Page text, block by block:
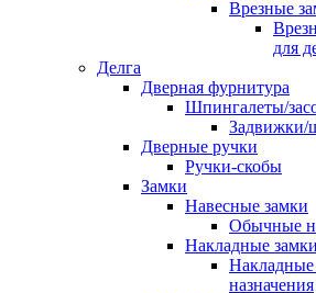
Врезные
для
Делга
Дверная фурнитура
Шпингалеты/
Задвижки/
Дверные ручки
Ручки-скобы
Замки
Навесные замки
Обычные
Накладные замки
назначения